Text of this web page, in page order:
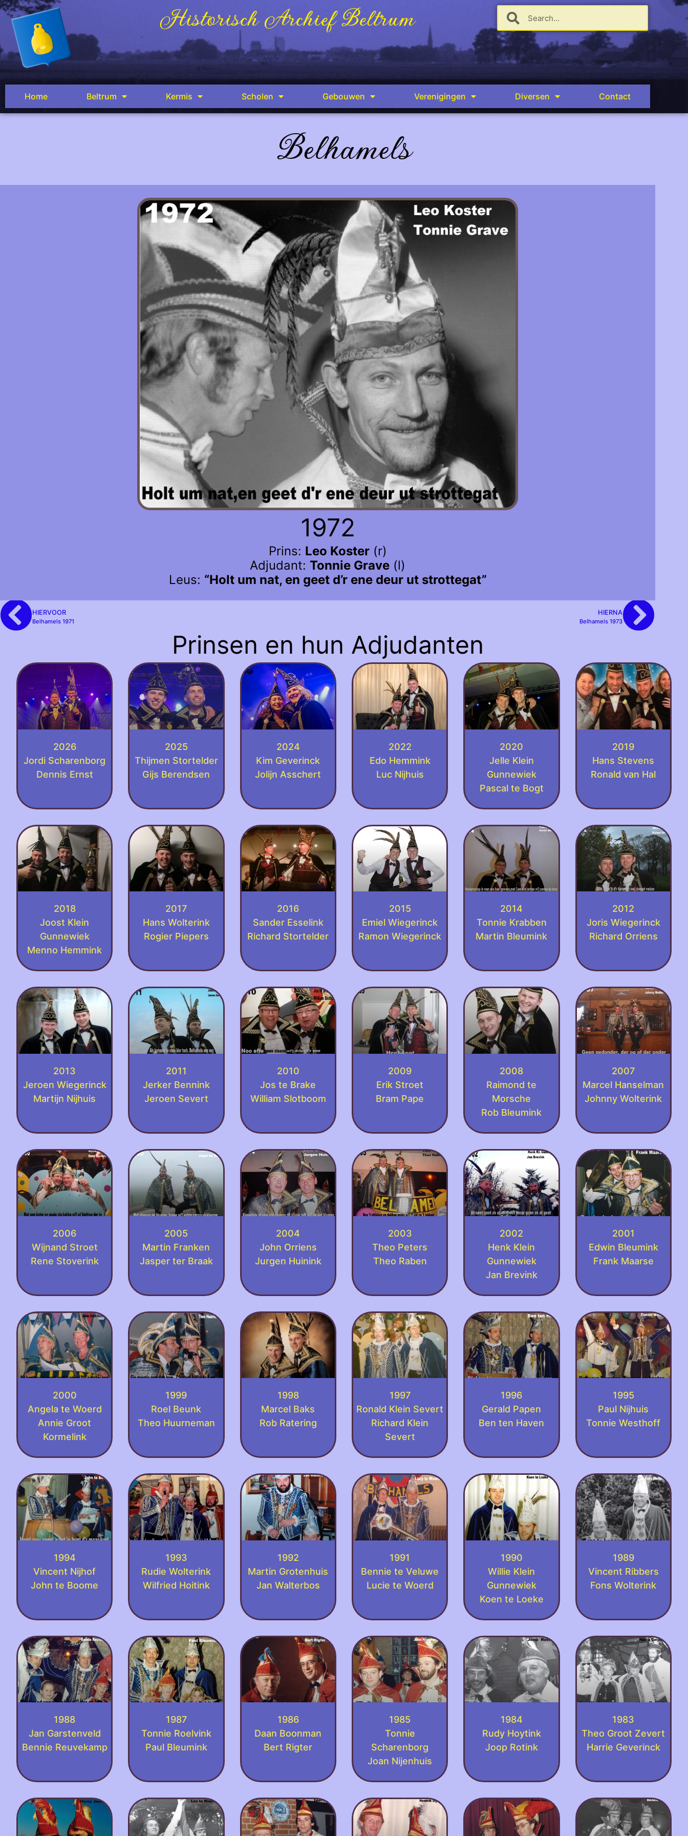
Historisch Archief Beltrum
Home Beltrum Kermis Scholen Gebouwen Verenigingen Diversen Contact
Belhamels
1972
Prins: Leo Koster(r)
Adjudant: Tonnie Grave (l)
Leus: “Holt um nat, en geet d’r ene deur ut strottegat”
HIERVOOR
Belhamels 1971
HIERNA
Belhamels 1973
Prinsen en hun Adjudanten
2026
Jordi Scharenborg
Dennis Ernst
2025
Thijmen Stortelder
Gijs Berendsen
2024
Kim Geverinck
Jolijn Asschert
2022
Edo Hemmink
Luc Nijhuis
2020
Jelle Klein
Gunnewiek
Pascal te Bogt
2019
Hans Stevens
Ronald van Hal
2018
Joost Klein
Gunnewiek
Menno Hemmink
2017
Hans Wolterink
Rogier Piepers
2016
Sander Esselink
Richard Stortelder
2015
Emiel Wiegerinck
Ramon Wiegerinck
2014
Tonnie Krabben
Martin Bleumink
2012
Joris Wiegerinck
Richard Orriens
2013
Jeroen Wiegerinck
Martijn Nijhuis
2011
Jerker Bennink
Jeroen Severt
2010
Jos te Brake
William Slotboom
2009
Erik Stroet
Bram Pape
2008
Raimond te
Morsche
Rob Bleumink
2007
Marcel Hanselman
Johnny Wolterink
2006
Wijnand Stroet
Rene Stoverink
2005
Martin Franken
Jasper ter Braak
2004
John Orriens
Jurgen Huinink
2003
Theo Peters
Theo Raben
2002
Henk Klein
Gunnewiek
Jan Brevink
2001
Edwin Bleumink
Frank Maarse
2000
Angela te Woerd
Annie Groot
Kormelink
1999
Roel Beunk
Theo Huurneman
1998
Marcel Baks
Rob Ratering
1997
Ronald Klein Severt
Richard Klein
Severt
1996
Gerald Papen
Ben ten Haven
1995
Paul Nijhuis
Tonnie Westhoff
1994
Vincent Nijhof
John te Boome
1993
Rudie Wolterink
Wilfried Hoitink
1992
Martin Grotenhuis
Jan Walterbos
1991
Bennie te Veluwe
Lucie te Woerd
1990
Willie Klein
Gunnewiek
Koen te Loeke
1989
Vincent Ribbers
Fons Wolterink
1988
Jan Garstenveld
Bennie Reuvekamp
1987
Tonnie Roelvink
Paul Bleumink
1986
Daan Boonman
Bert Rigter
1985
Tonnie
Scharenborg
Joan Nijenhuis
1984
Rudy Hoytink
Joop Rotink
1983
Theo Groot Zevert
Harrie Geverinck